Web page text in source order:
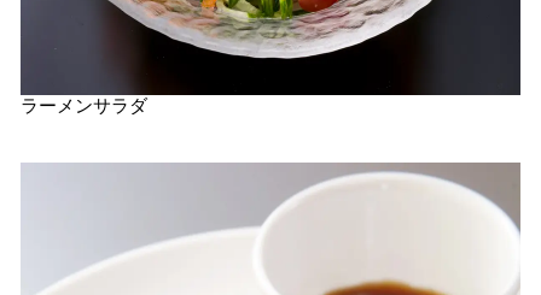
ラーメンサラダ